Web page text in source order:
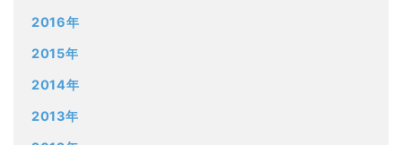
2016年
2015年
2014年
2013年